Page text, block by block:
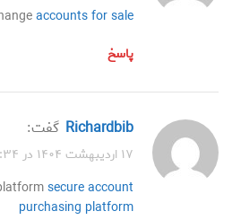
accounts for sale
پاسخ
Richardbib گفت:
۱۷ اردیبهشت ۱۴۰۴ در ۷:۳۴ ب.ظ
secure account
purchasing platform